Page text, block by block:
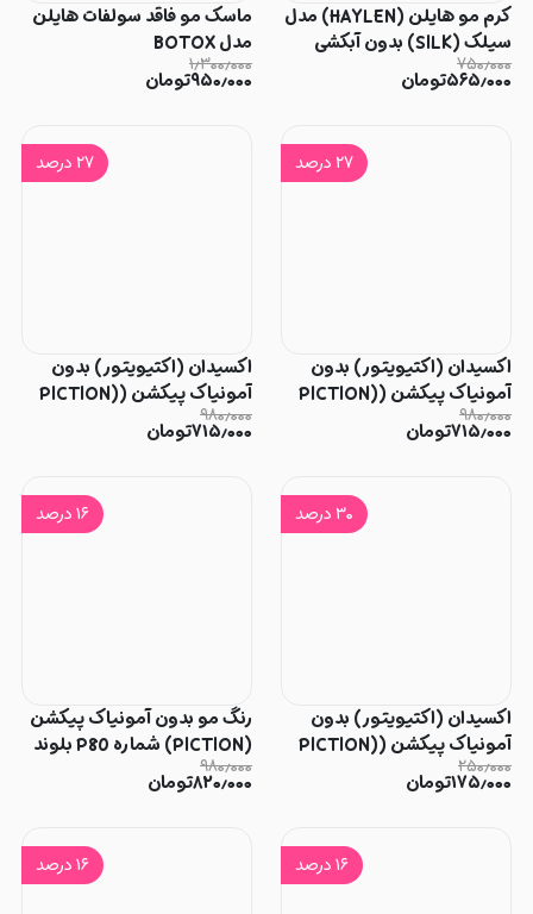
کرم مو هایلن (HAYLEN) مدل
سیلک (SILK) بدون آبکشی
۷۵۰٫۰۰۰
۵۶۵٫۰۰۰تومان
ماسک مو فاقد سولفات هایلن
مدل BOTOX
۱٫۳۰۰٫۰۰۰
۹۵۰٫۰۰۰تومان
۲۷ درصد
اکسیدان (اکتیویتور) بدون
آمونیاک پیکشن (PICTION)
9% حجم 1000میل
۹۸۰٫۰۰۰
۷۱۵٫۰۰۰تومان
۲۷ درصد
اکسیدان (اکتیویتور) بدون
آمونیاک پیکشن (PICTION)
3% حجم 1000میل
۹۸۰٫۰۰۰
۷۱۵٫۰۰۰تومان
۳۰ درصد
اکسیدان (اکتیویتور) بدون
آمونیاک پیکشن (PICTION)
3% حجم 150میل
۲۵۰٫۰۰۰
۱۷۵٫۰۰۰تومان
۱۶درصد
رنگ مو بدون آمونیاک پیکشن
(PICTION) شماره P80 بلوند
کاپوچینو روشن
۹۸۰٫۰۰۰
۸۲۰٫۰۰۰تومان
۱۶درصد ۱۶درصد